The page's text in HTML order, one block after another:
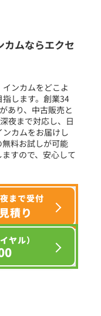
)
カムならエクセ
ンカムをどこよ
します。創業34
あり、中古販売と
夜まで対応し、日
カムをお届けし
料お試しが可能
すので、安心して
まで受付
積り
ヤル）